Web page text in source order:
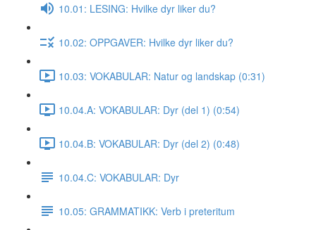
10.01: LESING: Hvilke dyr liker du?
10.02: OPPGAVER: Hvilke dyr liker du?
10.03: VOKABULAR: Natur og landskap (0:31)
10.04.A: VOKABULAR: Dyr (del 1) (0:54)
10.04.B: VOKABULAR: Dyr (del 2) (0:48)
10.04.C: VOKABULAR: Dyr
10.05: GRAMMATIKK: Verb i preteritum